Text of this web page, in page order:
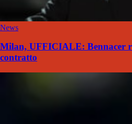
News
Milan, UFFICIALE: Bennacer
contratto